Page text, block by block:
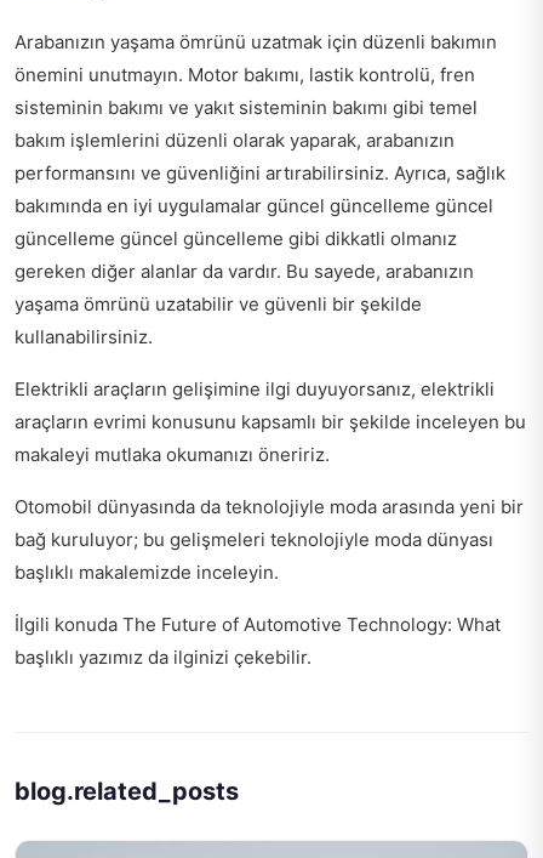
Arabanızın yaşama ömrünü uzatmak için düzenli bakımın
önemini unutmayın. Motor bakımı, lastik kontrolü, fren
sisteminin bakımı ve yakıt sisteminin bakımı gibi temel
bakım işlemlerini düzenli olarak yaparak, arabanızın
performansını ve güvenliğini artırabilirsiniz. Ayrıca, sağlık
bakımında en iyi uygulamalar güncel güncelleme güncel
güncelleme güncel güncelleme gibi dikkatli olmanız
gereken diğer alanlar da vardır. Bu sayede, arabanızın
yaşama ömrünü uzatabilir ve güvenli bir şekilde
kullanabilirsiniz.
Elektrikli araçların gelişimine ilgi duyuyorsanız, elektrikli
araçların evrimi konusunu kapsamlı bir şekilde inceleyen bu
makaleyi mutlaka okumanızı öneririz.
Otomobil dünyasında da teknolojiyle moda arasında yeni bir
bağ kuruluyor; bu gelişmeleri teknolojiyle moda dünyası
başlıklı makalemizde inceleyin.
İlgili konuda The Future of Automotive Technology: What
başlıklı yazımız da ilginizi çekebilir.
blog.related_posts